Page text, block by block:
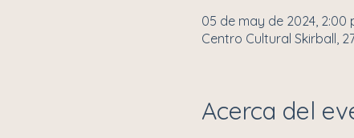
05 de may de 2024, 2:00
Centro Cultural Skirball,
Acerca del